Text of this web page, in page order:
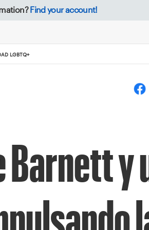
Find your account!
LGBTQ+
Barnett y